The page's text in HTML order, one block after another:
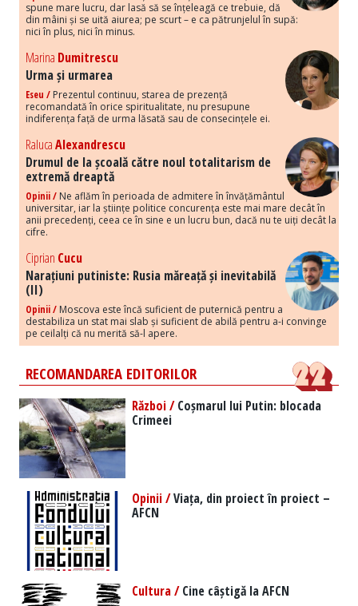
spune mare lucru, dar lasă să se înțeleagă ce trebuie, dă
din mâini și se uită aiurea; pe scurt – e ca pătrunjelul în supă:
nici în plus, nici în minus.
Marina Dumitrescu
Urma și urmarea
Eseu / Prezentul continuu, starea de prezență
recomandată în orice spiritualitate, nu presupune
indiferența față de urma lăsată sau de consecințele ei.
RalucaAlexandrescu
Drumul de la școală către noul totalitarism de
extremă dreaptă
Opinii / Ne aflăm în perioada de admitere în învățământul
universitar, iar la științe politice concurența este mai mare decât în
anii precedenți, ceea ce în sine e un lucru bun, dacă nu te uiți decât la
cifre.
Ciprian Cucu
Narațiuni putiniste: Rusia măreață și inevitabilă
(II)
Opinii / Moscova este încă suficient de puternică pentru a
destabiliza un stat mai slab și suficient de abilă pentru a-i convinge
pe ceilalți că nu merită să-l apere.
RECOMANDAREA EDITORILOR
Război /Coșmarul lui Putin: blocada
Crimeei
Opinii /Viața, din proiect în proiect –
AFCN
Cultura /Cine câștigă la AFCN